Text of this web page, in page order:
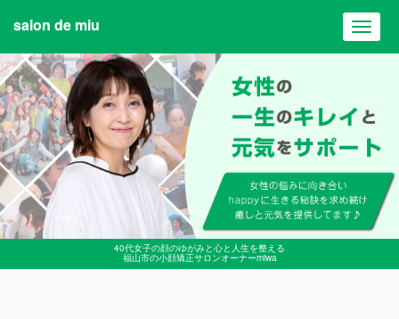
40代女子の顔のゆがみと心と人生を整える
福山市の小顔矯正サロンオーナーmiwa
salon de miu